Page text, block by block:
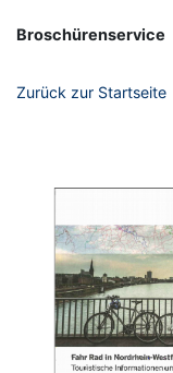
Broschürenservice
Zurück zur Startseite